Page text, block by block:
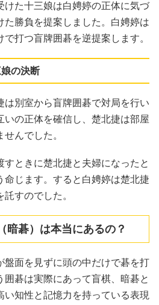
けた十三娘は白娉婷の正体に気づ
た勝負を提案しました。白娉婷は
打つ盲牌囲碁を逆提案します。
の決断
は別室から盲牌囲碁で対局を行い
いの正体を確信し、楚北捷は部屋
んでした。
ときに楚北捷と夫婦になったと
命じます。すると白娉婷は楚北捷
すのでした。
暗碁）は本当にあるの？
盤面を見ずに頭の中だけで碁を打
囲碁は実際にあって盲棋、暗碁と
い知性と記憶力を持っている表現